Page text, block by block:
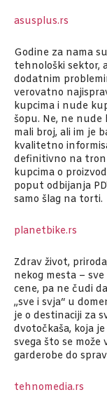
asusplus.rs
Godine za nama
tehnološki sektor,
dodatnim
verovatno
kupcima i nude
šopu. Ne, ne
mali broj, ali im je
kvalitetno
definitivno na
kupcima o
poput odbijanja
samo šlag na torti.
planetbike.rs
Zdrav život,
nekog mesta –
cene, pa ne čudi
„sve i svja“ u
je o destinaciji za
dvotočkaša, koja
svega što se može
garderobe do
tehnomedia.rs